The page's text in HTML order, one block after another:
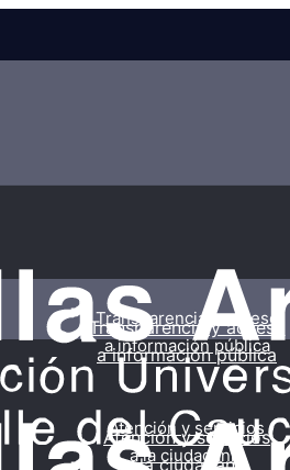
Transparencia y acceso
a información pública
Atención y servicios
a la ciudadanía
Transparencia y acceso
a información pública
Atención y servicios
a la ciudadanía